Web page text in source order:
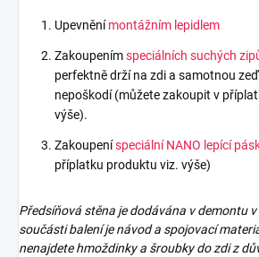
Upevněnímontážním lepidlem
Zakoupenímspeciálních suchých
perfektně drží na zdi a samotnou
nepoškodí (můžete zakoupit v
výše).
Zakoupeníspeciální NANO lepící
příplatku produktu viz. výše)
Předsíňová stěna je dodávána v demontu
součásti balení je návod a spojovací
nenajdetehmoždinky a šroubky do zdi z